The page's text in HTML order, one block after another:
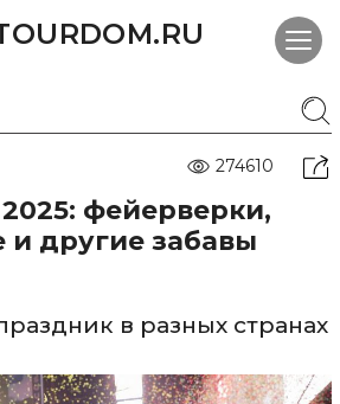
274610
фейерверки,
другие забавы
в разных странах